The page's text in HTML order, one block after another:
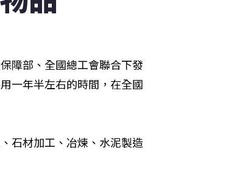
障部、全國總工會聯合下發
一年半左右的時間，在全國
石材加工、冶煉、水泥製造